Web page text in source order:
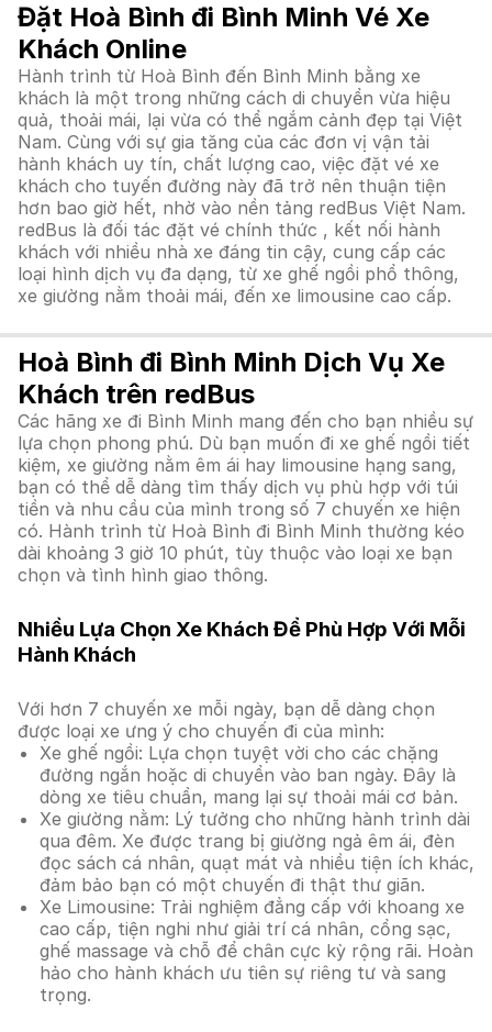
Đặt Hoà Bình đi Bình Minh Vé Xe
Khách Online
Hành trình từ Hoà Bình đến Bình Minh bằng xe
khách là một trong những cách di chuyển vừa hiệu
quả, thoải mái, lại vừa có thể ngắm cảnh đẹp tại Việt
Nam. Cùng với sự gia tăng của các đơn vị vận tải
hành khách uy tín, chất lượng cao, việc đặt vé xe
khách cho tuyến đường này đã trở nên thuận tiện
hơn bao giờ hết, nhờ vào nền tảng redBus Việt Nam.
redBus là đối tác đặt vé chính thức , kết nối hành
khách với nhiều nhà xe đáng tin cậy, cung cấp các
loại hình dịch vụ đa dạng, từ xe ghế ngồi phổ thông,
xe giường nằm thoải mái, đến xe limousine cao cấp.
Hoà Bình đi Bình Minh Dịch Vụ Xe
Khách trên redBus
Các hãng xe đi Bình Minh mang đến cho bạn nhiều sự
lựa chọn phong phú. Dù bạn muốn đi xe ghế ngồi tiết
kiệm, xe giường nằm êm ái hay limousine hạng sang,
bạn có thể dễ dàng tìm thấy dịch vụ phù hợp với túi
tiền và nhu cầu của mình trong số 7 chuyến xe hiện
có. Hành trình từ Hoà Bình đi Bình Minh thường kéo
dài khoảng 3 giờ 10 phút, tùy thuộc vào loại xe bạn
chọn và tình hình giao thông.
Nhiều Lựa Chọn Xe Khách Để Phù Hợp Với Mỗi
Hành Khách
Với hơn 7 chuyến xe mỗi ngày, bạn dễ dàng chọn
được loại xe ưng ý cho chuyến đi của mình:
Xe ghế ngồi: Lựa chọn tuyệt vời cho các chặng
đường ngắn hoặc di chuyển vào ban ngày. Đây là
dòng xe tiêu chuẩn, mang lại sự thoải mái cơ bản.
Xe giường nằm: Lý tưởng cho những hành trình dài
qua đêm. Xe được trang bị giường ngả êm ái, đèn
đọc sách cá nhân, quạt mát và nhiều tiện ích khác,
đảm bảo bạn có một chuyến đi thật thư giãn.
Xe Limousine: Trải nghiệm đẳng cấp với khoang xe
cao cấp, tiện nghi như giải trí cá nhân, cổng sạc,
ghế massage và chỗ để chân cực kỳ rộng rãi. Hoàn
hảo cho hành khách ưu tiên sự riêng tư và sang
trọng.